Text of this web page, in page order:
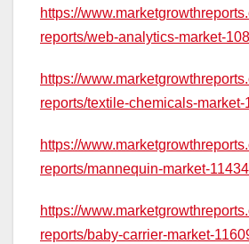
https://
reports/web-analytics-market-
https://
reports/textile-chemicals-market-
https://
reports/mannequin-market-
https://
reports/baby-carrier-market-